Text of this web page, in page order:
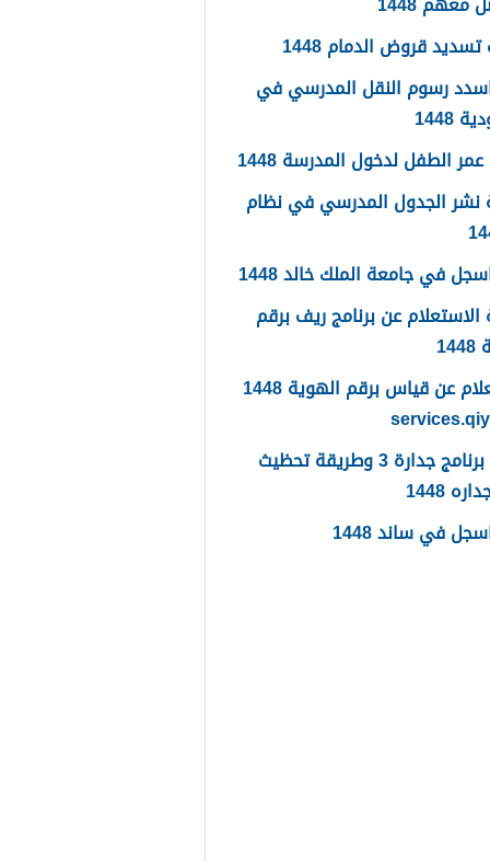
قروض الدمام 1448
رسوم النقل المدرسي في
1448
الطفل لدخول المدرسة 1448
نشر الجدول المدرسي في نظام
في جامعة الملك خالد 1448
عن برنامج ريف برقم
الاستعلام عن قياس برقم الهوية 1448
ما هو برنامج جدارة 3 وطريقة تحظيث
1448
في ساند 1448